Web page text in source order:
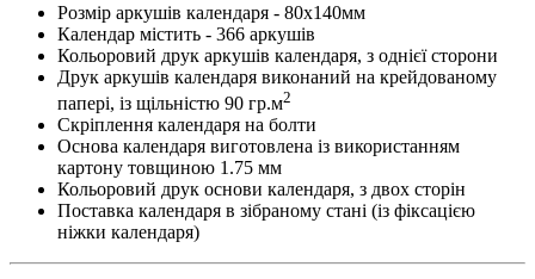
Розмір аркушів календаря - 80х140мм
Календар містить - 366 аркушів
Кольоровий друк аркушів календаря, з однієї сторони
Друк аркушів календаря виконаний на крейдованому
папері, із щільністю 90 гр.м2
Скріплення календаря на болти
Основа календаря виготовлена із використанням
картону товщиною 1.75 мм
Кольоровий друк основи календаря, з двох сторін
Поставка календаря в зібраному стані (із фіксацією
ніжки календаря)